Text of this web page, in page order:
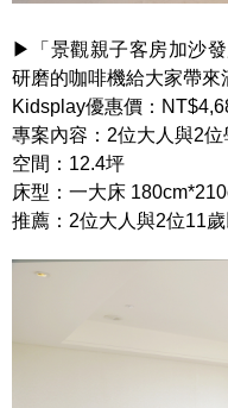
▶「景觀親子客房加沙
研磨的咖啡機給大家帶來
Kidsplay優惠價：
專案內容：2位大人與2
空間：12.4坪
床型：一大床
推薦：2位大人與2位11